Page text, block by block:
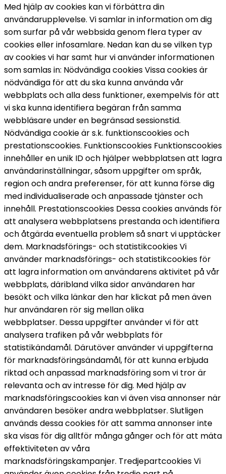
Med hjälp av cookies kan vi förbättra din
användarupplevelse. Vi samlar in information om dig
som surfar på vår webbsida genom flera typer av
cookies eller infosamlare. Nedan kan du se vilken typ
av cookies vi har samt hur vi använder informationen
som samlas in: Nödvändiga cookies Vissa cookies är
nödvändiga för att du ska kunna använda vår
webbplats och alla dess funktioner, exempelvis för att
vi ska kunna identifiera begäran från samma
webbläsare under en begränsad sessionstid.
Nödvändiga cookie är s.k. funktionscookies och
prestationscookies. Funktionscookies Funktionscookies
innehåller en unik ID och hjälper webbplatsen att lagra
användarinställningar, såsom uppgifter om språk,
region och andra preferenser, för att kunna förse dig
med individualiserade och anpassade tjänster och
innehåll. Prestationscookies Dessa cookies används för
att analysera webbplatsens prestanda och identifiera
och åtgärda eventuella problem så snart vi upptäcker
dem. Marknadsförings- och statistikcookies Vi
använder marknadsförings- och statistikcookies för
att lagra information om användarens aktivitet på vår
webbplats, däribland vilka sidor användaren har
besökt och vilka länkar den har klickat på men även
hur användaren rör sig mellan olika
webbplatser. Dessa uppgifter använder vi för att
analysera trafiken på vår webbplats för
statistikändamål. Därutöver använder vi uppgifterna
för marknadsföringsändamål, för att kunna erbjuda
riktad och anpassad marknadsföring som vi tror är
relevanta och av intresse för dig. Med hjälp av
marknadsföringscookies kan vi även visa annonser när
användaren besöker andra webbplatser. Slutligen
används dessa cookies för att samma annonser inte
ska visas för dig alltför många gånger och för att mäta
effektiviteten av våra
marknadsföringskampanjer. Tredjepartcookies Vi